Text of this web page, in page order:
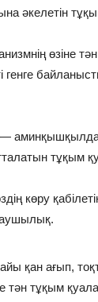
әкелетін
өзіне
генге
—
тұқым
көру
қан ағып,
тән тұқым